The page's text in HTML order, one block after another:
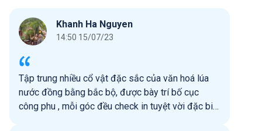
Khanh Ha Nguyen
14:50 15/07/23
Tập trung nhiều cổ vật đặc sắc của văn hoá lúa
nước đồng bằng bắc bộ, được bày trí bố cục
công phu , mỗi góc đều check in tuyệt vời đặc biệt